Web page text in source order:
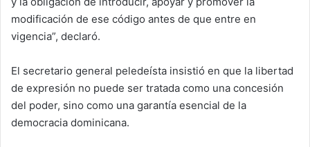
modificación de ese código antes de que entre en
vigencia”, declaró.
El secretario general peledeísta insistió en que la libertad
de expresión no puede ser tratada como una concesión
del poder, sino como una garantía esencial de la
democracia dominicana.